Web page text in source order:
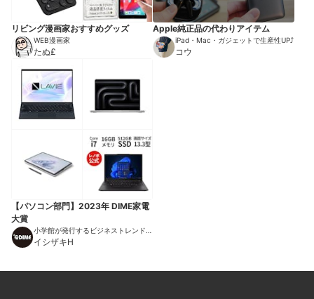
リビング漫画家おすすめグッズ
WEB漫画家
たぬ£
Apple純正品の代わりアイテム
iPad・Mac・ガジェットで生産性UP⤴︎
コウ
【パソコン部門】2023年 DIME家電
大賞
小学館が発行するビジネストレンドマ
ガジン
イシザキH